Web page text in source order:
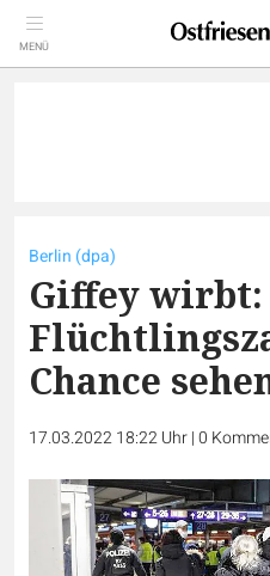
MENÜ
Berlin (dpa)
Giffey wirbt:
Chance
17.03.2022 18:22 Uhr|0